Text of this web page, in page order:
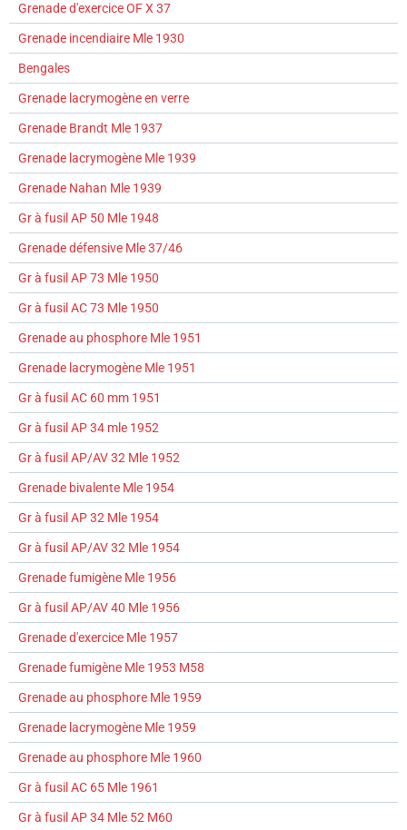
Grenade d'exercice OF X 37
Grenade incendiaire Mle 1930
Bengales
Grenade lacrymogène en verre
Grenade Brandt Mle 1937
Grenade lacrymogène Mle 1939
Grenade Nahan Mle 1939
Gr à fusil AP 50 Mle 1948
Grenade défensive Mle 37/46
Gr à fusil AP 73 Mle 1950
Gr à fusil AC 73 Mle 1950
Grenade au phosphore Mle 1951
Grenade lacrymogène Mle 1951
Gr à fusil AC 60 mm 1951
Gr à fusil AP 34 mle 1952
Gr à fusil AP/AV 32 Mle 1952
Grenade bivalente Mle 1954
Gr à fusil AP 32 Mle 1954
Gr à fusil AP/AV 32 Mle 1954
Grenade fumigène Mle 1956
Gr à fusil AP/AV 40 Mle 1956
Grenade d'exercice Mle 1957
Grenade fumigène Mle 1953 M58
Grenade au phosphore Mle 1959
Grenade lacrymogène Mle 1959
Grenade au phosphore Mle 1960
Gr à fusil AC 65 Mle 1961
Gr à fusil AP 34 Mle 52 M60